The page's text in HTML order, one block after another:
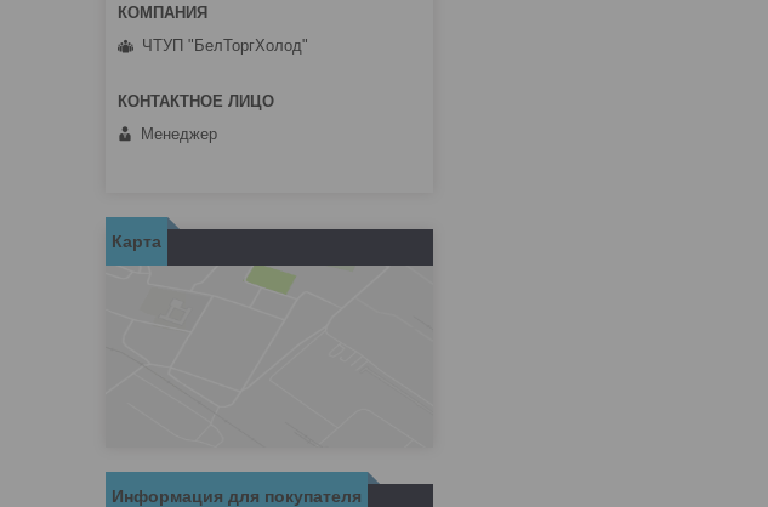
ЧТУП "БелТоргХолод"
Менеджер
Карта
Информация для покупателя